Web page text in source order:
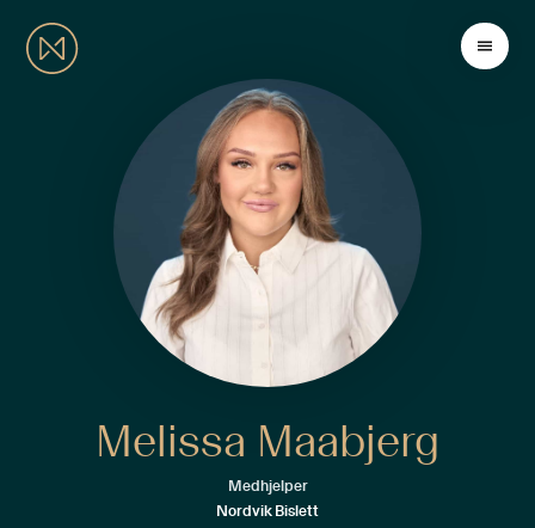
Melissa Maabjerg
Medhjelper
Nordvik Bislett